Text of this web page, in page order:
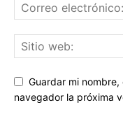
Guardar mi
navegador la próxima